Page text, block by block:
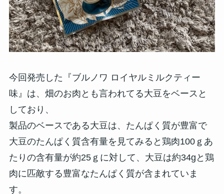
今回発売した『ブルノワ ロイヤルミルクティー
味』は、畑のお肉とも言われてる大豆をベースと
しており、
製品のベースである大豆は、たんぱく質が豊富で
大豆のたんぱく質含有量を見てみると鶏肉100ｇあ
たりの含有量が約25ｇに対して、大豆は約34gと鶏
肉に匹敵する豊富なたんぱく質が含まれていま
す。